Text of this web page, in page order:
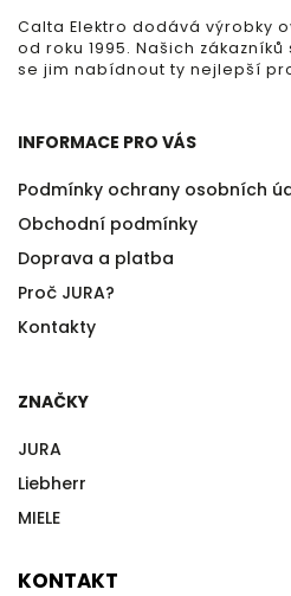
Calta Elektro dodává výrobky
od roku 1995. Našich
se jim nabídnout ty nejlepší
INFORMACE PRO VÁS
Podmínky ochrany osobních
Obchodní podmínky
Doprava a platba
Proč JURA?
Kontakty
ZNAČKY
JURA
Liebherr
MIELE
KONTAKT